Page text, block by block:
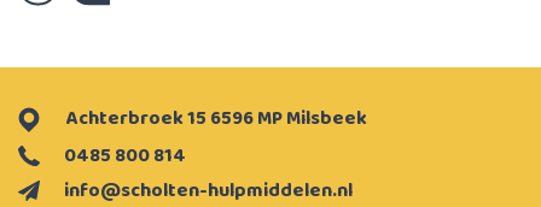
info@scholten-hulpmiddelen.nl
0485 800 814
Achterbroek 15 6596 MP Milsbeek